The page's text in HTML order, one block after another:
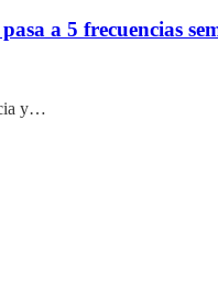
a 5 frecuencias
y…